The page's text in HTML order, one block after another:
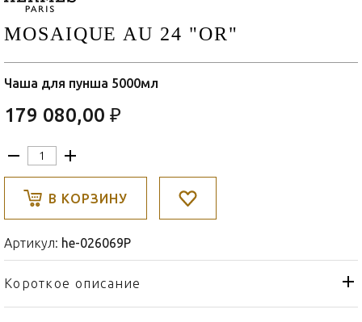
MOSAIQUE AU 24 "OR"
Чаша для пунша 5000мл
179 080,00 ₽
В КОРЗИНУ
Артикул: he-026069P
Короткое описание